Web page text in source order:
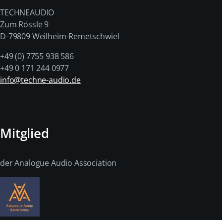
TECHNEAUDIO
Zum Rössle 9
D-79809 Weilheim-Remetschwiel
+49 (0) 7755 938 586
+49 0 171 244 0977
info@techne-audio.de
Mitglied
der Analogue Audio Association